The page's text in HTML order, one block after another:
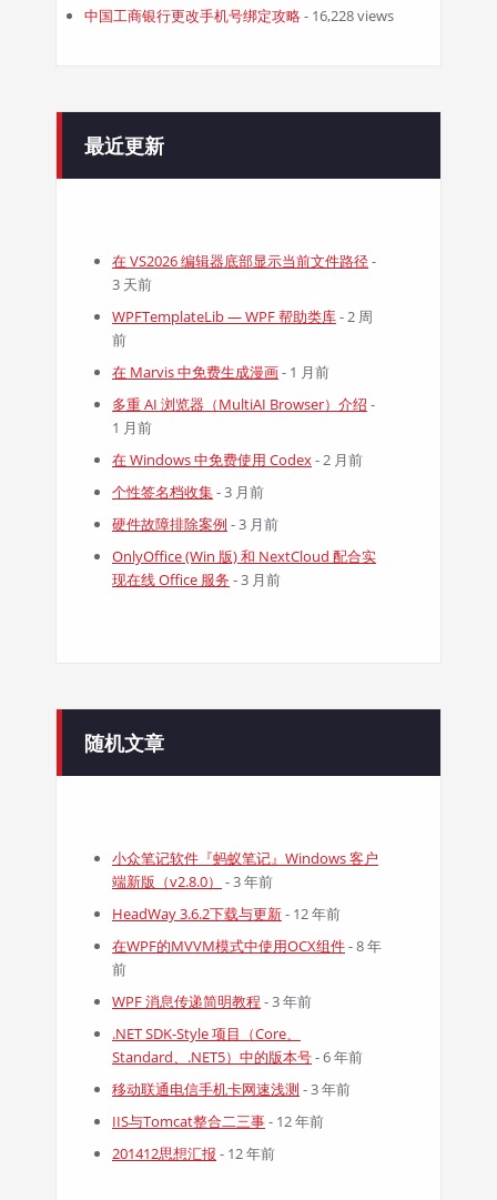
中国工商银行更改手机号绑定攻略 - 16,228 views
最近更新
在 VS2026 编辑器底部显示当前文件路径-
3 天前
WPFTemplateLib — WPF 帮助类库- 2 周
前
在 Marvis 中免费生成漫画- 1 月前
多重 AI 浏览器（MultiAI Browser）介绍 -
1 月前
在 Windows 中免费使用 Codex- 2 月前
个性签名档收集- 3 月前
硬件故障排除案例 - 3 月前
OnlyOffice (Win 版) 和 NextCloud 配合实
现在线 Office 服务 - 3 月前
随机文章
小众笔记软件『蚂蚁笔记』Windows 客户
端新版（v2.8.0）
- 3 年前
HeadWay 3.6.2下载与更新- 12 年前
在WPF的MVVM模式中使用OCX组件- 8 年
前
WPF 消息传递简明教程 - 3 年前
.NET SDK-Style 项目（Core、
Standard、.NET5）中的版本号- 6 年前
移动联通电信手机卡网速浅测 - 3 年前
IIS与Tomcat整合二三事- 12 年前
201412思想汇报 - 12 年前